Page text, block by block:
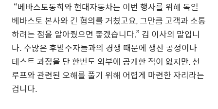
“베바스토동희와 현대자동차는 이번 행사를 위해 독일
베바스토 본사와 긴 협의를 거쳤고요, 그만큼 고객과 소통
하려는 점을 알아줬으면 좋겠습니다.” 김 이사의 말입니
다. 수많은 후발주자들과의 경쟁 때문에 생산 공정이나
테스트 과정을 단 한번도 외부에 공개한 적이 없지만, 선
루프와 관련된 오해를 풀기 위해 어렵게 마련한 자리라는
겁니다.